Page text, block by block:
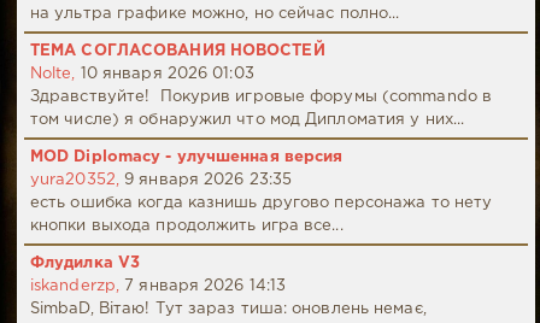
на ультра графике можно, но сейчас полно...
ТЕМА СОГЛАСОВАНИЯ НОВОСТЕЙ
Nolte,
10 января 2026 01:03
Здравствуйте! Покурив игровые форумы (commando в
том числе) я обнаружил что мод Дипломатия у них...
MOD Diplomacy - улучшенная версия
yura20352,
9 января 2026 23:35
есть ошибка когда казнишь другово персонажа то нету
кнопки выхода продолжить игра все...
Флудилка V3
iskanderzp,
7 января 2026 14:13
SimbaD, Вітаю! Тут зараз тиша: оновлень немає,